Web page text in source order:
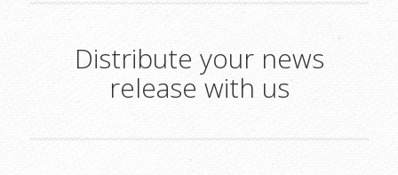
Distribute your news
release with us